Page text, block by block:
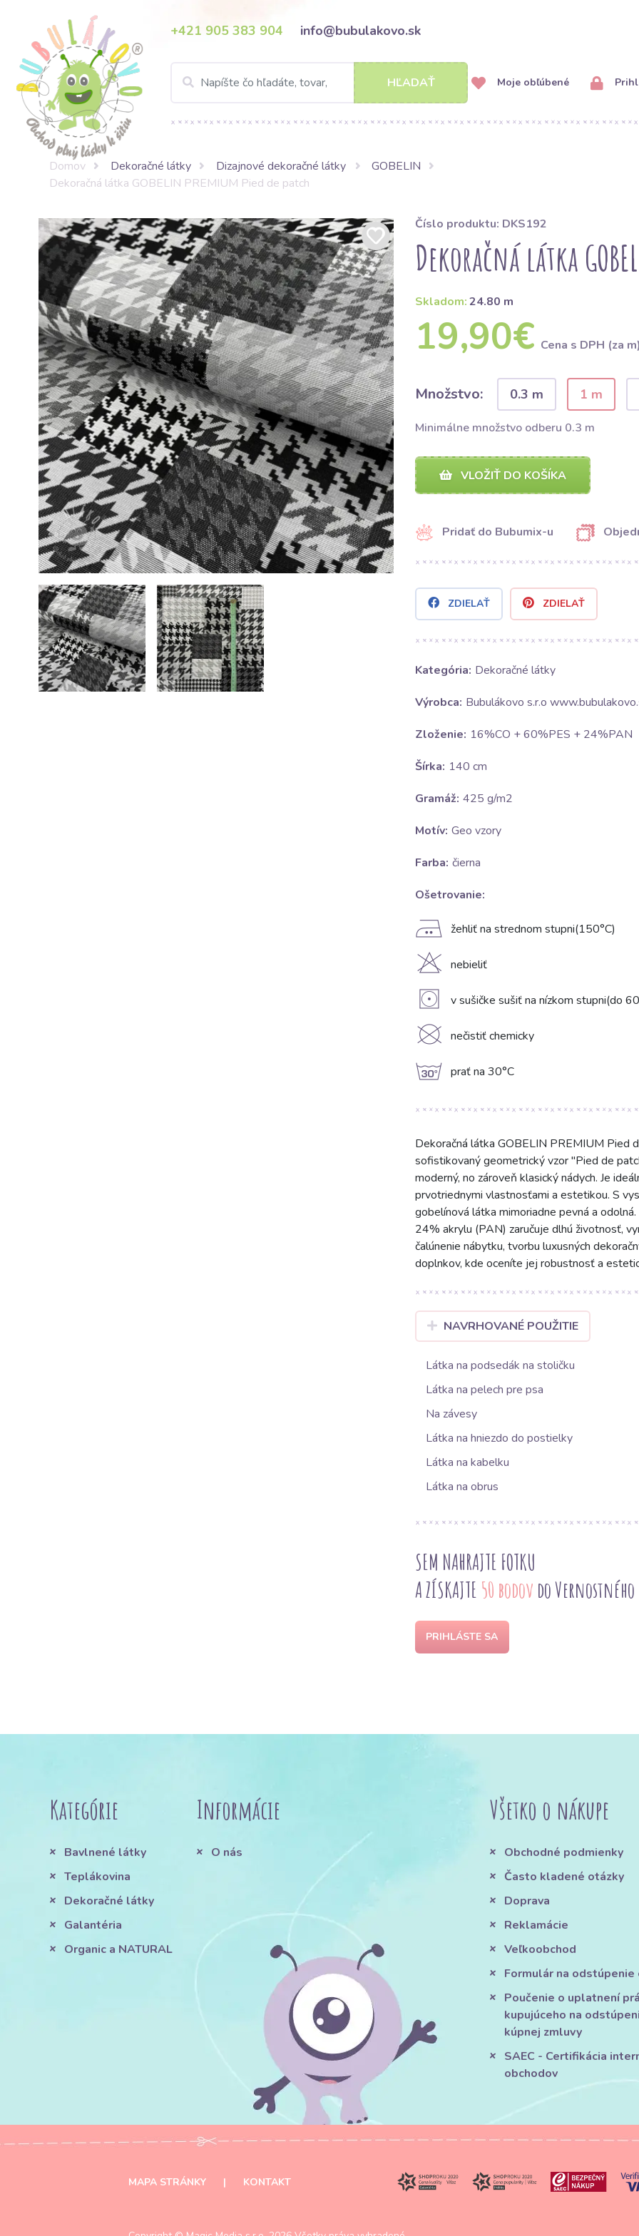
+421 905 383 904 info@bubulakovo.sk
HĽADAŤ Moje obľúbené
Domov Dekoračné látky Dizajnové dekoračné látky
GOBELIN
Dekoračná látka GOBELIN PREMIUM Pied de patch
Číslo produktu: DKS192
Dekoračná látka
Skladom:24.80 m
19,90€ Cena s DPH (za
Množstvo: 0.3 m 1 m
Minimálne množstvo odberu 0.3 m
VLOŽIŤ DO KOŠÍKA
Pridať do Bubumix-u
ZDIELAŤ ZDIELAŤ
Kategória: Dekoračné látky
Výrobca: Bubulákovo s.r.o
Zloženie: 16%CO + 60%PES + 24%PAN
Šírka: 140 cm
Gramáž: 425 g/m2
Motív: Geo vzory
Farba: čierna
Ošetrovanie:
E žehliť na strednom stupni(150°C)
H nebieliť
V v sušičke sušiť na nízkom stupni(do
K nečistiť chemicky
g prať na 30°C
Dekoračná látka GOBELIN PREMIUM Pied
sofistikovaný geometrický vzor "Pied de
moderný, no zároveň klasický nádych. Je
prvotriednymi vlastnosťami a estetikou. S
gobelínová látka mimoriadne pevná a
24% akrylu (PAN) zaručuje dlhú životnosť,
čalúnenie nábytku, tvorbu luxusných
doplnkov, kde oceníte jej robustnosť a
NAVRHOVANÉ POUŽITIE
Látka na podsedák na stoličku
Látka na pelech pre psa
Na závesy
Látka na hniezdo do postielky
Látka na kabelku
Látka na obrus
SEM NAHRAJTE FOTKU
A ZÍSKAJTE 50 bodov do
PRIHLÁSTE SA
Kategórie
Bavlnené látky
Teplákovina
Dekoračné látky
Galantéria
Organic a NATURAL
Informácie
O nás
Všetko o nákupe
Obchodné podmienky
Často kladené otázky
Doprava
Reklamácie
Veľkoobchod
Formulár na odstúpenie
Poučenie o uplatnení
kupujúceho na
kúpnej zmluvy
SAEC - Certifikácia
obchodov
MAPA STRÁNKY | KONTAKT